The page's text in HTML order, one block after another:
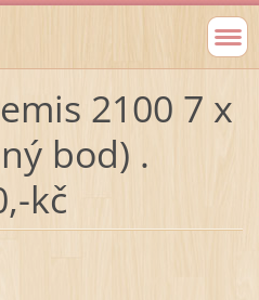
2100 7 x
bod) .
kč